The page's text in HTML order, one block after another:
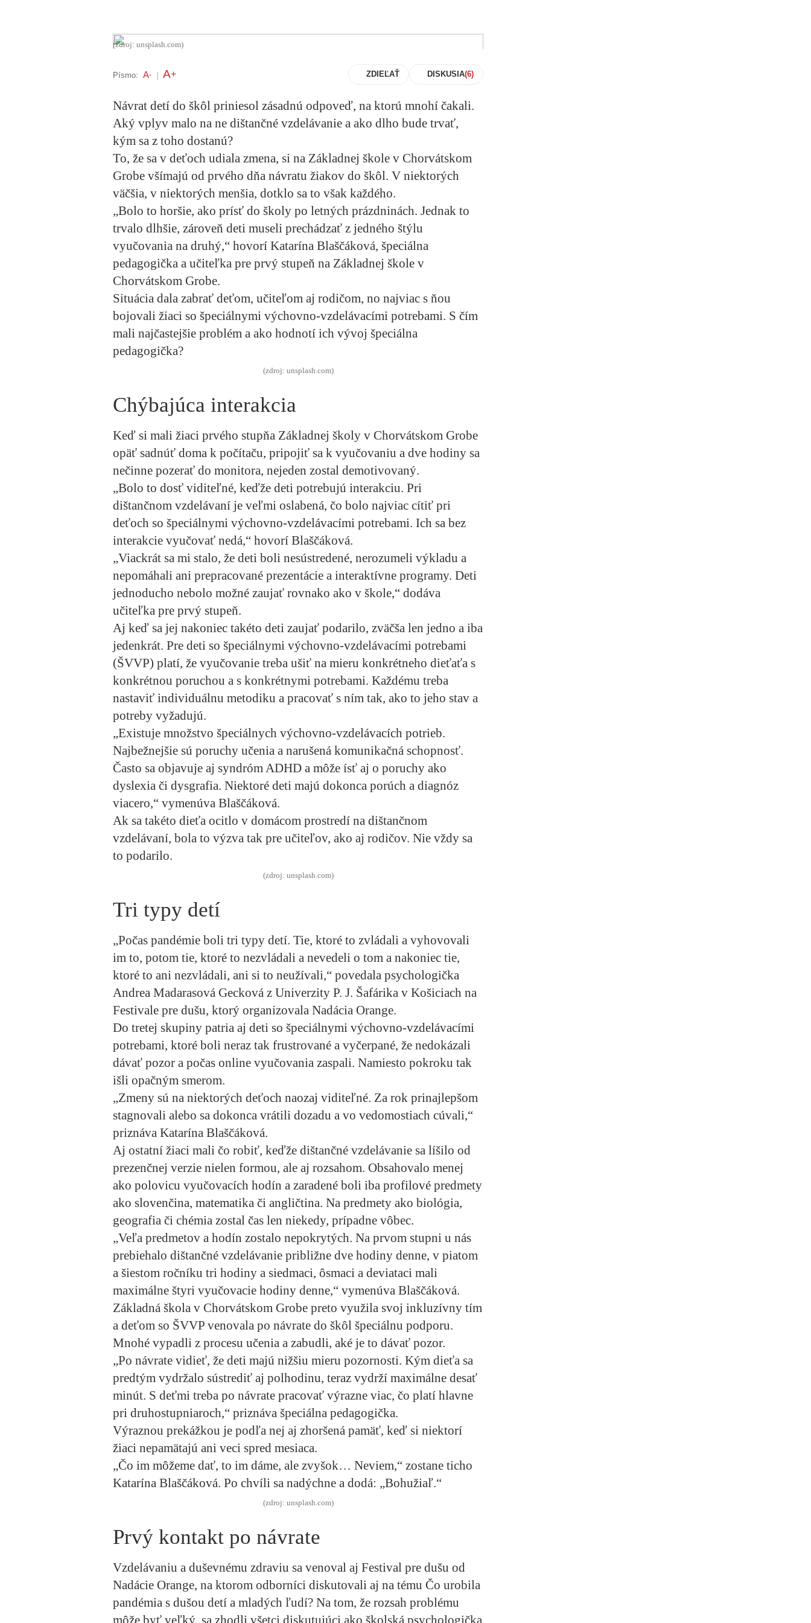
(zdroj: unsplash.com)
Písmo: A- A+ ZDIEĽAŤ DISKUSIA
Návrat detí do škôl priniesol zásadnú odpoveď, na ktorú mnohí čakali.
Aký vplyv malo na ne dištančné vzdelávanie a ako dlho bude trvať,
kým sa z toho dostanú?
To, že sa v deťoch udiala zmena, si na Základnej škole v Chorvátskom
Grobe všímajú od prvého dňa návratu žiakov do škôl. V niektorých
väčšia, v niektorých menšia, dotklo sa to však každého.
„Bolo to horšie, ako prísť do školy po letných prázdninách. Jednak to
trvalo dlhšie, zároveň deti museli prechádzať z jedného štýlu
vyučovania na druhý,“ hovorí Katarína Blaščáková, špeciálna
pedagogička a učiteľka pre prvý stupeň na Základnej škole v
Chorvátskom Grobe.
Situácia dala zabrať deťom, učiteľom aj rodičom, no najviac s ňou
bojovali žiaci so špeciálnymi výchovno-vzdelávacími potrebami. S čím
mali najčastejšie problém a ako hodnotí ich vývoj špeciálna
pedagogička?
(zdroj: unsplash.com)
Chýbajúca interakcia
Keď si mali žiaci prvého stupňa Základnej školy v Chorvátskom Grobe
opäť sadnúť doma k počítaču, pripojiť sa k vyučovaniu a dve hodiny sa
nečinne pozerať do monitora, nejeden zostal demotivovaný.
„Bolo to dosť viditeľné, keďže deti potrebujú interakciu. Pri
dištančnom vzdelávaní je veľmi oslabená, čo bolo najviac cítiť pri
deťoch so špeciálnymi výchovno-vzdelávacími potrebami. Ich sa bez
interakcie vyučovať nedá,“ hovorí Blaščáková.
„Viackrát sa mi stalo, že deti boli nesústredené, nerozumeli výkladu a
nepomáhali ani prepracované prezentácie a interaktívne programy. Deti
jednoducho nebolo možné zaujať rovnako ako v škole,“ dodáva
učiteľka pre prvý stupeň.
Aj keď sa jej nakoniec takéto deti zaujať podarilo, zväčša len jedno a iba
jedenkrát. Pre deti so špeciálnymi výchovno-vzdelávacími potrebami
(ŠVVP) platí, že vyučovanie treba ušiť na mieru konkrétneho dieťaťa s
konkrétnou poruchou a s konkrétnymi potrebami. Každému treba
nastaviť individuálnu metodiku a pracovať s ním tak, ako to jeho stav a
potreby vyžadujú.
„Existuje množstvo špeciálnych výchovno-vzdelávacích potrieb.
Najbežnejšie sú poruchy učenia a narušená komunikačná schopnosť.
Často sa objavuje aj syndróm ADHD a môže ísť aj o poruchy ako
dyslexia či dysgrafia. Niektoré deti majú dokonca porúch a diagnóz
viacero,“ vymenúva Blaščáková.
Ak sa takéto dieťa ocitlo v domácom prostredí na dištančnom
vzdelávaní, bola to výzva tak pre učiteľov, ako aj rodičov. Nie vždy sa
to podarilo.
(zdroj: unsplash.com)
Tri typy detí
„Počas pandémie boli tri typy detí. Tie, ktoré to zvládali a vyhovovali
im to, potom tie, ktoré to nezvládali a nevedeli o tom a nakoniec tie,
ktoré to ani nezvládali, ani si to neužívali,“ povedala psychologička
Andrea Madarasová Gecková z Univerzity P. J. Šafárika v Košiciach na
Festivale pre dušu, ktorý organizovala Nadácia Orange.
Do tretej skupiny patria aj deti so špeciálnymi výchovno-vzdelávacími
potrebami, ktoré boli neraz tak frustrované a vyčerpané, že nedokázali
dávať pozor a počas online vyučovania zaspali. Namiesto pokroku tak
išli opačným smerom.
„Zmeny sú na niektorých deťoch naozaj viditeľné. Za rok prinajlepšom
stagnovali alebo sa dokonca vrátili dozadu a vo vedomostiach cúvali,“
priznáva Katarína Blaščáková.
Aj ostatní žiaci mali čo robiť, keďže dištančné vzdelávanie sa líšilo od
prezenčnej verzie nielen formou, ale aj rozsahom. Obsahovalo menej
ako polovicu vyučovacích hodín a zaradené boli iba profilové predmety
ako slovenčina, matematika či angličtina. Na predmety ako biológia,
geografia či chémia zostal čas len niekedy, prípadne vôbec.
„Veľa predmetov a hodín zostalo nepokrytých. Na prvom stupni u nás
prebiehalo dištančné vzdelávanie približne dve hodiny denne, v piatom
a šiestom ročníku tri hodiny a siedmaci, ôsmaci a deviataci mali
maximálne štyri vyučovacie hodiny denne,“ vymenúva Blaščáková.
Základná škola v Chorvátskom Grobe preto využila svoj inkluzívny tím
a deťom so ŠVVP venovala po návrate do škôl špeciálnu podporu.
Mnohé vypadli z procesu učenia a zabudli, aké je to dávať pozor.
„Po návrate vidieť, že deti majú nižšiu mieru pozornosti. Kým dieťa sa
predtým vydržalo sústrediť aj polhodinu, teraz vydrží maximálne desať
minút. S deťmi treba po návrate pracovať výrazne viac, čo platí hlavne
pri druhostupniaroch,“ priznáva špeciálna pedagogička.
Výraznou prekážkou je podľa nej aj zhoršená pamäť, keď si niektorí
žiaci nepamätajú ani veci spred mesiaca.
„Čo im môžeme dať, to im dáme, ale zvyšok… Neviem,“ zostane ticho
Katarína Blaščáková. Po chvíli sa nadýchne a dodá: „Bohužiaľ.“
(zdroj: unsplash.com)
Prvý kontakt po návrate
Vzdelávaniu a duševnému zdraviu sa venoval aj Festival pre dušu od
Nadácie Orange, na ktorom odborníci diskutovali aj na tému Čo urobila
pandémia s dušou detí a mladých ľudí? Na tom, že rozsah problému